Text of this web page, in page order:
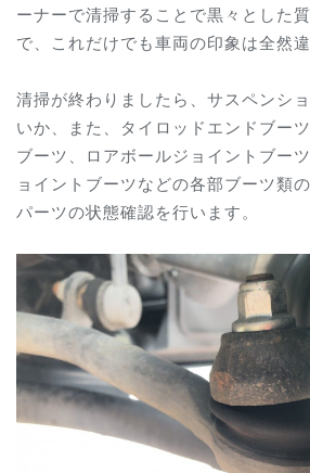
ーナーで清掃することで黒々とした
で、これだけでも車両の印象は全然違
清掃が終わりましたら、サスペンシ
いか、また、タイロッドエンドブー
ブーツ、ロアボールジョイントブー
ョイントブーツなどの各部ブーツ類
パーツの状態確認を行います。